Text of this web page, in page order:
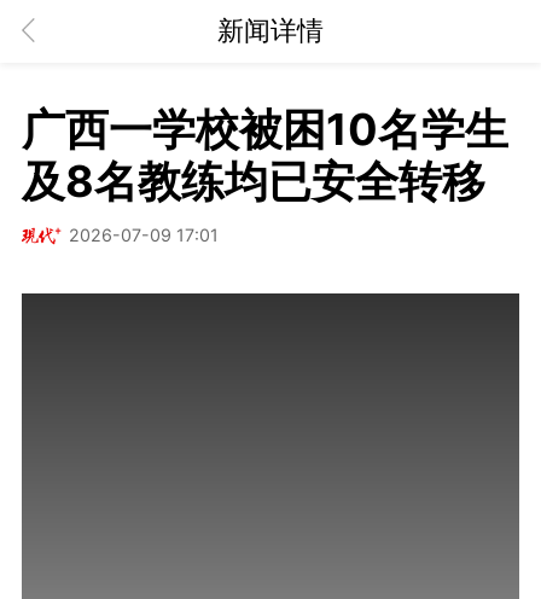
新闻详情
广西一学校被困10名学生
及8名教练均已安全转移
2026-07-09 17:01